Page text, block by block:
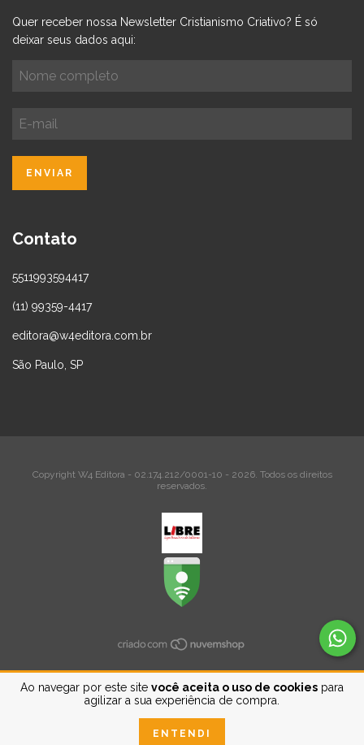
Ao navegar por este site você aceita o uso de cookies para
agilizar a sua experiência de compra.
ENTENDI
Quer receber nossa Newsletter Cristianismo Criativo? É só
deixar seus dados aqui:
Contato
5511993594417
(11) 99359-4417
editora@w4editora.com.br
São Paulo, SP
Copyright W4 Editora - 02.174.212/0001-10 - 2026. Todos os direitos
reservados.